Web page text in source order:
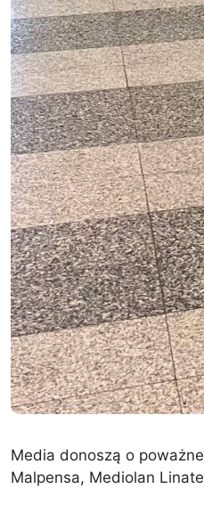
Media donoszą o
Malpensa, Mediolan